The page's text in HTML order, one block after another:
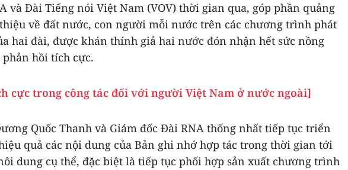
và Đài Tiếng nói Việt Nam (VOV) thời gian qua, góp phần quảng
về đất nước, con người mỗi nước trên các chương trình phát
hai đài, được khán thính giả hai nước đón nhận hết sức nồng
hồi tích cực.
cực trong công tác đối với người Việt Nam ở nước ngoài]
Quốc Thanh và Giám đốc Đài RNA thống nhất tiếp tục triển
quả các nội dung của Bản ghi nhớ hợp tác trong thời gian tới
dung cụ thể, đặc biệt là tiếp tục phối hợp sản xuất chương trình